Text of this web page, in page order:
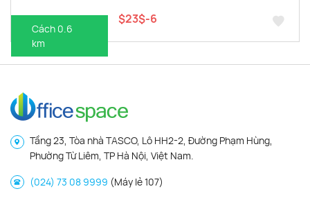
Cách 0.6
km
$23$-6
Tầng 23, Tòa nhà TASCO, Lô HH2-2, Đường Phạm Hùng,
Phường Từ Liêm, TP Hà Nội, Việt Nam.
(024) 73 08 9999 (Máy lẻ 107)